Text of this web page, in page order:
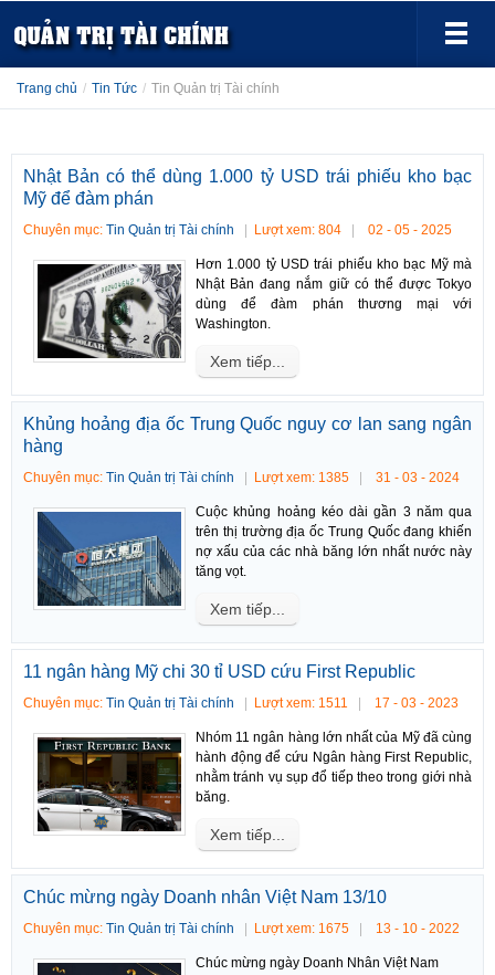
Trang chủ / Tin Tức / Tin Quản trị Tài chính
Nhật Bản có thể dùng 1.000 tỷ USD trái phiếu kho bạc
Mỹ để đàm phán
Chuyên mục: Tin Quản trị Tài chính Lượt xem: 804 02 - 05 - 2025
Hơn 1.000 tỷ USD trái phiếu kho bạc Mỹ mà
Nhật Bản đang nắm giữ có thể được Tokyo
dùng để đàm phán thương mại với
Washington.
Xem tiếp...
Khủng hoảng địa ốc Trung Quốc nguy cơ lan sang ngân
hàng
Chuyên mục: Tin Quản trị Tài chính Lượt xem: 1385 31 - 03 - 2024
Cuộc khủng hoảng kéo dài gần 3 năm qua
trên thị trường địa ốc Trung Quốc đang khiến
nợ xấu của các nhà băng lớn nhất nước này
tăng vọt.
Xem tiếp...
11 ngân hàng Mỹ chi 30 tỉ USD cứu First Republic
Chuyên mục: Tin Quản trị Tài chính Lượt xem: 1511 17 - 03 - 2023
Nhóm 11 ngân hàng lớn nhất của Mỹ đã cùng
hành động để cứu Ngân hàng First Republic,
nhằm tránh vụ sụp đổ tiếp theo trong giới nhà
băng.
Xem tiếp...
Chúc mừng ngày Doanh nhân Việt Nam 13/10
Chuyên mục: Tin Quản trị Tài chính Lượt xem: 1675 13 - 10 - 2022
Chúc mừng ngày Doanh Nhân Việt Nam